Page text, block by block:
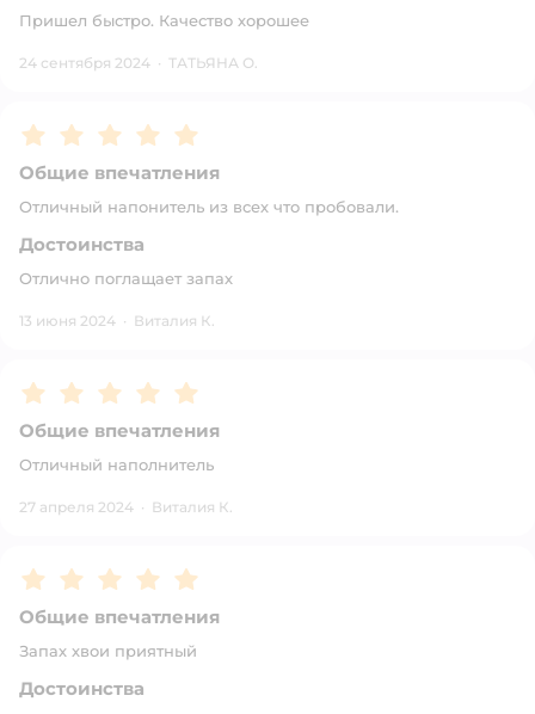
Пришел быстро. Качество хорошее
24 сентября 2024 · ТАТЬЯНА О.
Рейтинг:5
Общие впечатления
Отличный напонитель из всех что пробовали.
Достоинства
Отлично поглащает запах
13 июня 2024 · Виталия К.
Рейтинг:5
Общие впечатления
Отличный наполнитель
27 апреля 2024 · Виталия К.
Рейтинг:5
Общие впечатления
Запах хвои приятный
Достоинства